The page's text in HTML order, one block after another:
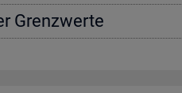
Grenz­wer­te